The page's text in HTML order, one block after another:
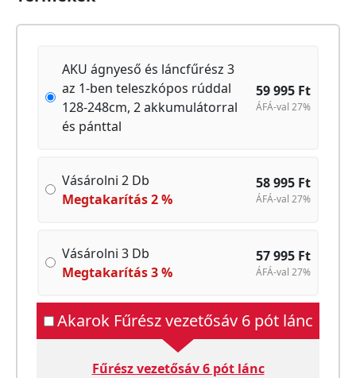
AKU ágnyeső és láncfűrész 3
az 1-ben teleszkópos rúddal
128-248cm, 2 akkumulátorral
és pánttal
59 995 Ft
ÁFÁ-val 27%
Vásárolni 2 Db
Megtakarítás2%
58 995 Ft
ÁFÁ-val 27%
Vásárolni 3 Db
Megtakarítás3%
57 995 Ft
ÁFÁ-val 27%
Akarok Fűrész vezetősáv 6 pót lánc
Fűrész vezetősáv 6 pót lánc